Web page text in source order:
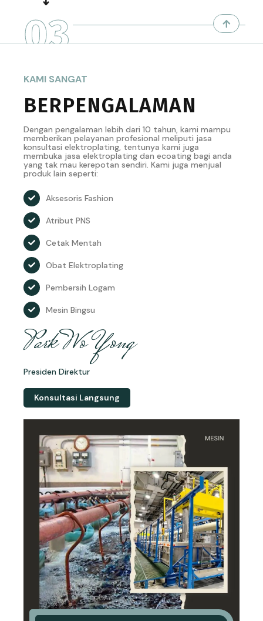
03
KAMI SANGAT
BERPENGALAMAN
Dengan pengalaman lebih dari 10 tahun, kami mampu
memberikan pelayanan profesional meliputi jasa
konsultasi elektroplating, tentunya kami juga
membuka jasa elektroplating dan ecoating bagi anda
yang tak mau kerepotan sendiri. Kami juga menjual
produk lain seperti:
Aksesoris Fashion
Atribut PNS
Cetak Mentah
Obat Elektroplating
Pembersih Logam
Mesin Bingsu
Park Wo Yong
Presiden Direktur
Konsultasi Langsung